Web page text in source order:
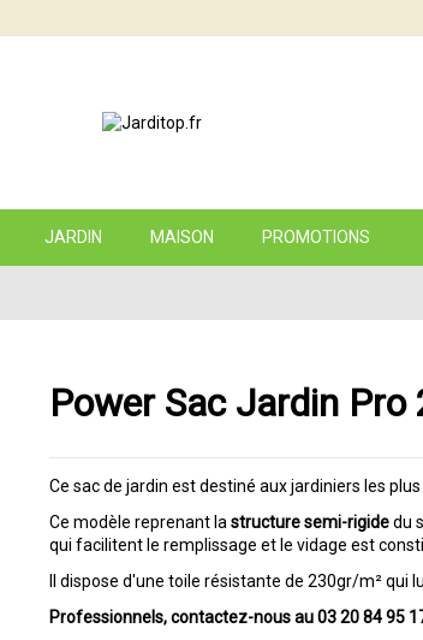
JARDIN MAISON PROMOTIONS
Power Sac Jardin
Ce sac de jardin est destiné aux jardiniers les plus
Ce modèle reprenant la structure semi-rigidedu
qui facilitent le remplissage et le vidage est
Il dispose d'une toile résistante de 230gr/m² qui
Professionnels, contactez-nous au 03 20 84 95